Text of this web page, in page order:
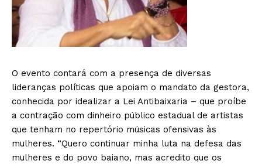
O evento contará com a presença de diversas
lideranças políticas que apoiam o mandato da gestora,
conhecida por idealizar a Lei Antibaixaria – que proíbe
a contração com dinheiro público estadual de artistas
que tenham no repertório músicas ofensivas às
mulheres. “Quero continuar minha luta na defesa das
mulheres e do povo baiano, mas acredito que os